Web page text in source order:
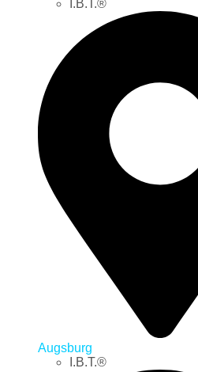
I.B.T.®
Augsburg
I.B.T.®